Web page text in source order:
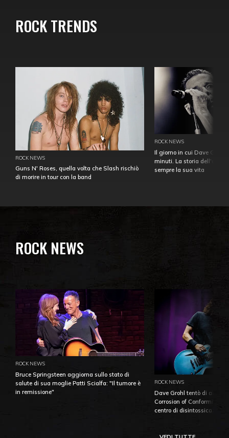
ROCK TRENDS
ROCK NEWS
Guns N' Roses, quella volta che Slash rischiò
di morire in tour con la band
ROCK NEWS
Il giorno in cui Dave
minuti. La storia
sempre la sua vita
ROCK NEWS
ROCK NEWS
Bruce Springsteen aggiorna sullo stato di
salute di sua moglie Patti Scialfa: "Il tumore è
in remissione"
ROCK NEWS
Dave Grohl tentò di
Corrosion of Conformity
centro di